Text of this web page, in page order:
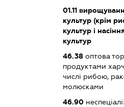
01.11
культур (крім
культур і
культур
46.38 оптова
продуктами
числі рибою,
молюсками
46.90